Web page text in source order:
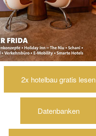
2x hotelbau gratis lesen
Datenbanken